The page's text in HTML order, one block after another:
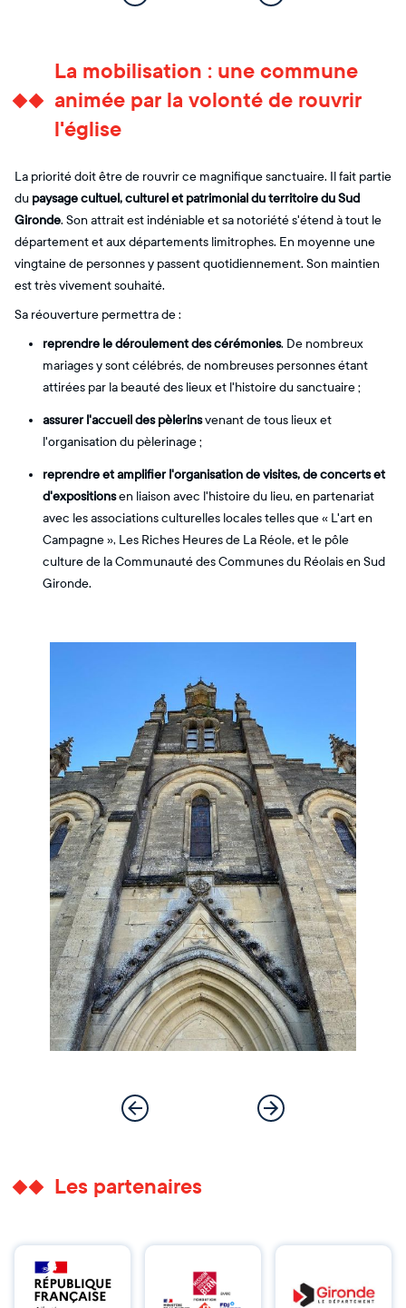
La mobilisation : une commune
animée par la volonté de rouvrir
l'église
La priorité doit être de rouvrir ce magnifique sanctuaire. Il fait partie
du paysage cultuel, culturel et patrimonial du territoire du Sud
Gironde. Son attrait est indéniable et sa notoriété s'étend à tout le
département et aux départements limitrophes. En moyenne une
vingtaine de personnes y passent quotidiennement. Son maintien
est très vivement souhaité.
Sa réouverture permettra de :
reprendre le déroulement des cérémonies. De nombreux
mariages y sont célébrés, de nombreuses personnes étant
attirées par la beauté des lieux et l'histoire du sanctuaire ;
assurer l'accueil des pèlerinsvenant de tous lieux et
l'organisation du pèlerinage ;
reprendre et amplifier l'organisation de visites, de concerts et
d'expositionsen liaison avec l'histoire du lieu, en partenariat
avec les associations culturelles locales telles que « L'art en
Campagne », Les Riches Heures de La Réole, et le pôle
culture de la Communauté des Communes du Réolais en Sud
Gironde.
Les partenaires